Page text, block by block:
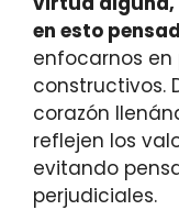
en esto
enfocarnos
constructivos.
corazón
reflejen los
evitando
perjudiciales.